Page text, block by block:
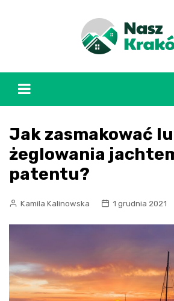
Jak zasmakować
żeglowania
patentu?
Kamila Kalinowska 1 grudnia 2021